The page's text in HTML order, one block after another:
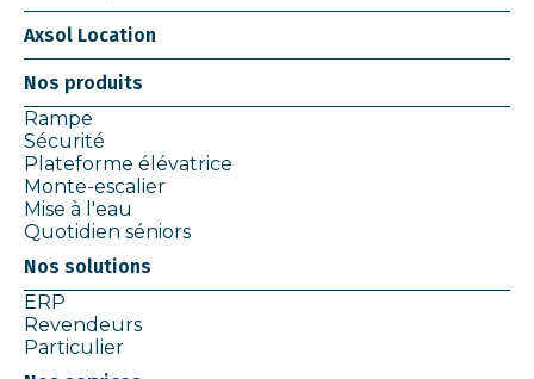
Axsol Location
Nos produits
Rampe
Sécurité
Plateforme élévatrice
Monte-escalier
Mise à l'eau
Quotidien séniors
Nos solutions
ERP
Revendeurs
Particulier